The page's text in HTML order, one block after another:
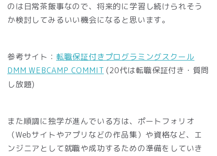
のは日常茶飯事なので、将来的に学習し続けられそう
か検討してみるいい機会になると思います。
参考サイト： 転職保証付きプログラミングスクール
DMM WEBCAMP COMMIT (20代は転職保証付き・質問
し放題)
また順調に独学が進んでいる方は、ポートフォリオ
（Webサイトやアプリなどの作品集）や資格など、エ
ンジニアとして就職や成功するための準備をしていき